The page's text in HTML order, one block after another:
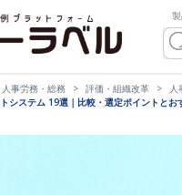
人事労務・総務 評価・組織改革
人
システム 19選｜比較・選定ポイントと